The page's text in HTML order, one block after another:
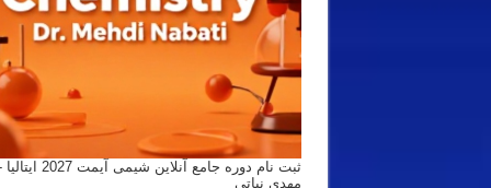
ثبت نام دوره جامع
مهدی نباتی